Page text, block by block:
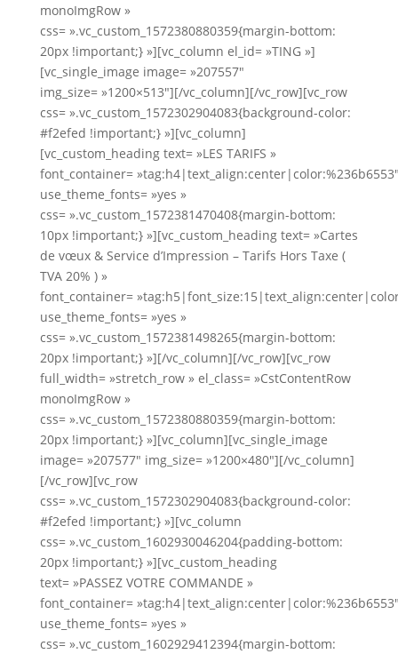
monoImgRow »
css= ».vc_custom_1572380880359{margin-bottom:
20px !important;} »][vc_column el_id= »TING »]
[vc_single_image image= »207557″
img_size= »1200×513″][/vc_column][/vc_row][vc_row
css= ».vc_custom_1572302904083{background-color:
#f2efed !important;} »][vc_column]
[vc_custom_heading text= »LES TARIFS »
font_container=
use_theme_fonts= »yes »
css= ».vc_custom_1572381470408{margin-bottom:
10px !important;} »][vc_custom_heading text= »Cartes
de vœux & Service d’Impression – Tarifs Hors Taxe (
TVA 20% ) »
font_container=
use_theme_fonts= »yes »
css= ».vc_custom_1572381498265{margin-bottom:
20px !important;} »][/vc_column][/vc_row][vc_row
full_width= »stretch_row » el_class= »CstContentRow
monoImgRow »
css= ».vc_custom_1572380880359{margin-bottom:
20px !important;} »][vc_column][vc_single_image
image= »207577″ img_size= »1200×480″][/vc_column]
[/vc_row][vc_row
css= ».vc_custom_1572302904083{background-color:
#f2efed !important;} »][vc_column
css= ».vc_custom_1602930046204{padding-bottom:
20px !important;} »][vc_custom_heading
text= »PASSEZ VOTRE COMMANDE »
font_container=
use_theme_fonts= »yes »
css= ».vc_custom_1602929412394{margin-bottom: